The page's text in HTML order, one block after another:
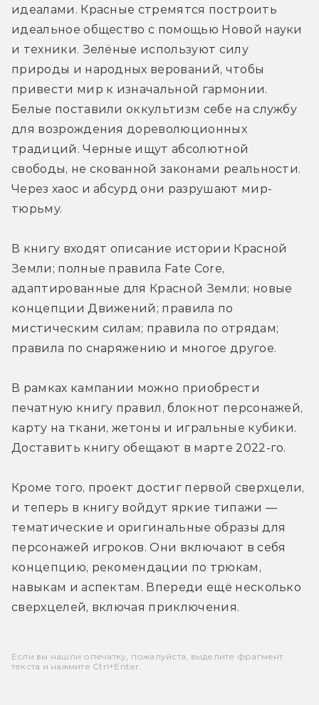
идеалами. Красные стремятся построить
идеальное общество с помощью Новой науки
и техники. Зелёные используют силу
природы и народных верований, чтобы
привести мир к изначальной гармонии.
Белые поставили оккультизм себе на службу
для возрождения дореволюционных
традиций. Черные ищут абсолютной
свободы, не скованной законами реальности.
Через хаос и абсурд они разрушают мир-
тюрьму.
В книгу входят описание истории Красной
Земли; полные правила Fate Core,
адаптированные для Красной Земли; новые
концепции Движений; правила по
мистическим силам; правила по отрядам;
правила по снаряжению и многое другое.
В рамках кампании можно приобрести
печатную книгу правил, блокнот персонажей,
карту на ткани, жетоны и игральные кубики.
Доставить книгу обещают в марте 2022-го.
Кроме того, проект достиг первой сверхцели,
и теперь в книгу войдут яркие типажи —
тематические и оригинальные образы для
персонажей игроков. Они включают в себя
концепцию, рекомендации по трюкам,
навыкам и аспектам. Впереди ещё несколько
сверхцелей, включая приключения.
Если вы нашли опечатку, пожалуйста, выделите фрагмент
текста и нажмите Ctrl+Enter.